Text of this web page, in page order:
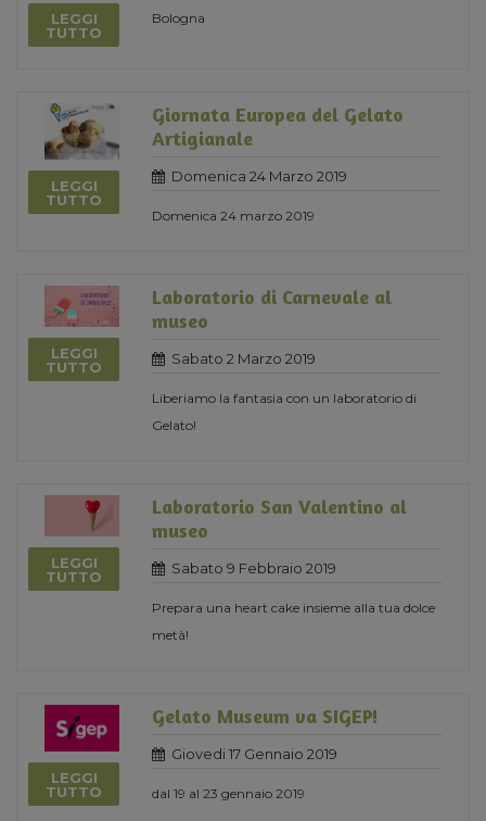
LEGGI
TUTTO
Bologna
LEGGI
TUTTO
Giornata Europea del Gelato
Artigianale
Domenica 24 Marzo 2019
Domenica 24 marzo 2019
LEGGI
TUTTO
Laboratorio di Carnevale al
museo
Sabato 2 Marzo 2019
Liberiamo la fantasia con un laboratorio di
Gelato!
LEGGI
TUTTO
Laboratorio San Valentino al
museo
Sabato 9 Febbraio 2019
Prepara una heart cake insieme alla tua dolce
metà!
LEGGI
TUTTO
Gelato Museum va SIGEP!
Giovedi 17 Gennaio 2019
dal 19 al 23 gennaio 2019